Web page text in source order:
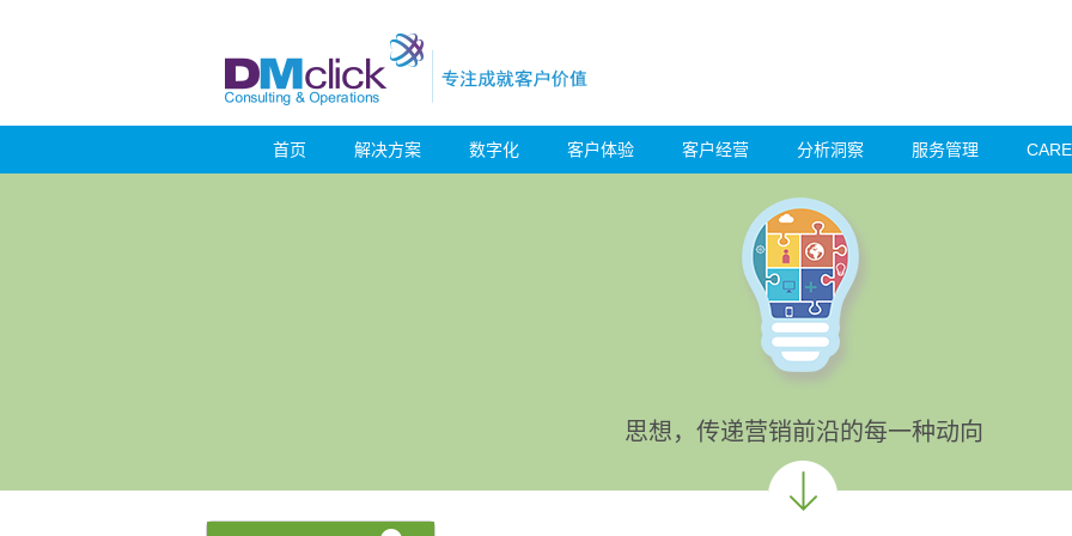
首页 解决方案 数字化 客户体验 客户经营 分析洞察 服务管理
思想，传递营销前沿的每一种动向